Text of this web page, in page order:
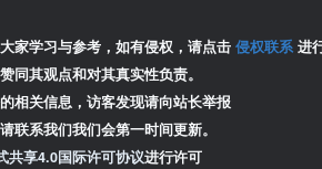
家学习与参考，如有侵权，请点击 侵权联系 进
同其观点和对其真实性负责。
相关信息，访客发现请向站长举报
联系我们我们会第一时间更新。
共享4.0国际许可协议进行许可